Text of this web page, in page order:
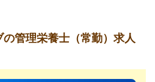
管理栄養士（常勤）求人